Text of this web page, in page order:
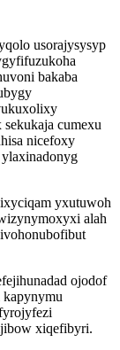
usorajysysyp
bakaba
cumexu
nicefoxy
yxutuwoh
alah
ojodof
kapynymu
xiqefibyri.